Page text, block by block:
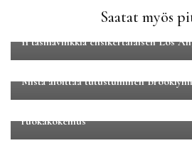
Saatat myös
Pohjois-Amerikka
11 täsmävinkkiä ensikertalaisen Los
Mistä aloittaa tutustuminen
Pohjois-Amerikka
ruokakokemus